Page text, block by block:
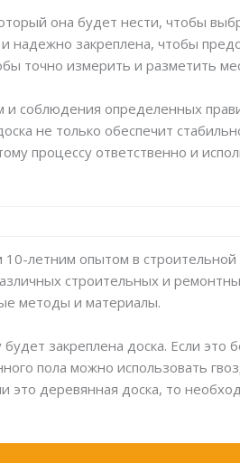
она будет нести, чтобы
надежно закреплена, чтобы
точно измерить и разметить
и соблюдения определенных
не только обеспечит
процессу ответственно и
летним опытом в строительной
строительных и
методы и материалы.
закреплена доска. Если это
пола можно использовать
это деревянная доска, то